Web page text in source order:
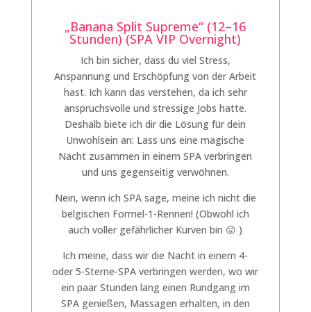
„Banana Split Supreme“ (12–16
Stunden) (SPA VIP Overnight)
Ich bin sicher, dass du viel Stress,
Anspannung und Erschöpfung von der Arbeit
hast. Ich kann das verstehen, da ich sehr
anspruchsvolle und stressige Jobs hatte.
Deshalb biete ich dir die Lösung für dein
Unwohlsein an: Lass uns eine magische
Nacht zusammen in einem SPA verbringen
und uns gegenseitig verwöhnen.
Nein, wenn ich SPA sage, meine ich nicht die
belgischen Formel-1-Rennen! (Obwohl ich
auch voller gefährlicher Kurven bin 😛 )
Ich meine, dass wir die Nacht in einem 4-
oder 5-Sterne-SPA verbringen werden, wo wir
ein paar Stunden lang einen Rundgang im
SPA genießen, Massagen erhalten, in den